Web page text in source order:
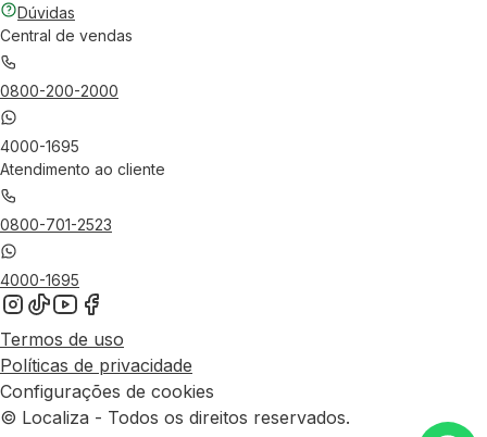
Dúvidas
Central de vendas
0800-200-2000
4000-1695
Atendimento ao cliente
0800-701-2523
4000-1695
Termos de uso
Políticas de privacidade
Configurações de cookies
© Localiza - Todos os direitos reservados.